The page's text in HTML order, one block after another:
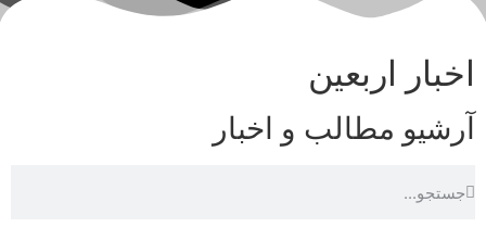
اخبار اربعین
آرشیو مطالب و اخبار